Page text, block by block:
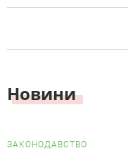
Новини
ЗАКОНОДАВСТВО